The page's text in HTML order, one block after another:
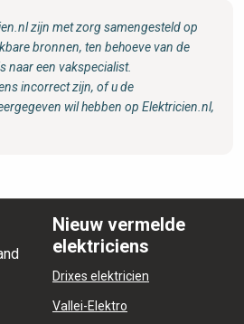
zijn met zorg samengesteld op
bronnen, ten behoeve van de
naar een vakspecialist.
incorrect zijn, of u de
wil hebben op Elektricien.nl,
Nieuw vermelde
elektriciens
Drixes elektricien
Vallei-Elektro